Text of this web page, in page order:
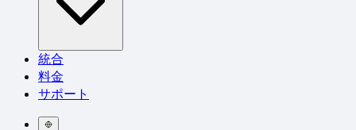
統合
料金
サポート